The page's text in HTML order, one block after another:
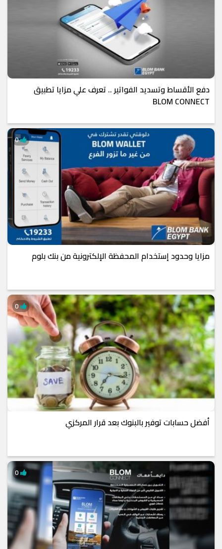
دفع الأقساط وتسدید الفواتیر .. تعرف علي مزايا تطبيق
BLOM CONNECT
مزايا وحدود إستخدام المحفظة الإلكترونية من بنك بلوم
0
أفضل حسابات توفير بالبنوك بعد قرار المركزي
0